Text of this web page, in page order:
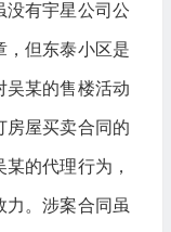
没有宇星公司公
，但东泰小区是
吴某的售楼活动
房屋买卖合同的
的代理行为，
力。涉案合同虽